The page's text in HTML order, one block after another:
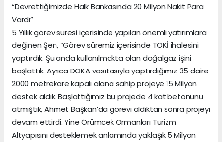
“Devrettiğimizde Halk Bankasında 20 Milyon Nakit Para
Vardı”
5 Yıllık görev süresi içerisinde yapılan önemli yatırımlara
değinen Şen, “Görev süremiz içerisinde TOKİ ihalesini
yaptırdık. Şu anda kullanılmakta olan doğalgaz işini
başlattık. Ayrıca DOKA vasıtasıyla yaptırdığımız 35 daire
2000 metrekare kapalı alana sahip projeye 15 Milyon
destek aldık. Başlattığımız bu projede 4 kat betonunu
atmıştık, Ahmet Başkan’da görevi aldıktan sonra projeyi
devam ettirdi. Yine Örümcek Ormanları Turizm
Altyapısını desteklemek anlamında yaklaşık 5 Milyon